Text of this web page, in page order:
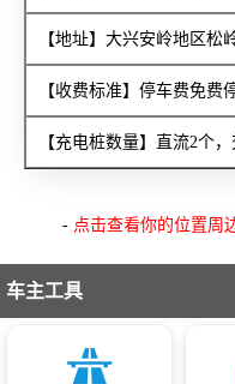
【地址】大兴安岭地区松
【收费标准】停车费免费
【充电桩数量】直流2个
- 点击查看你的位置周
车主工具